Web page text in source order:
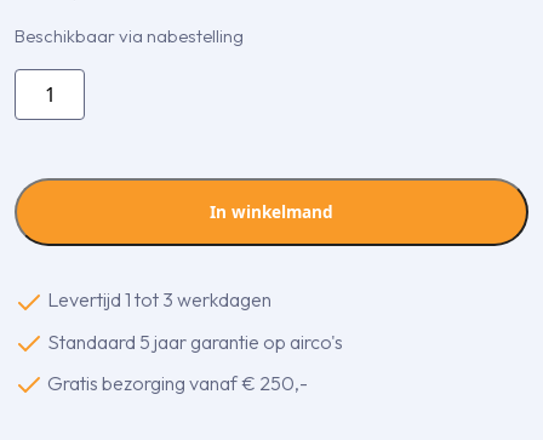
Beschikbaar via nabestelling
SCM
80
buitendeel
8,0
aansluitingen
aantal
In winkelmand
Levertijd 1 tot 3 werkdagen
Standaard 5 jaar garantie op airco's
Gratis bezorging vanaf € 250,-